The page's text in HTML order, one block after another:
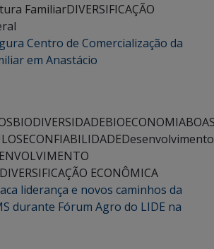
FamiliarDIVERSIFICAÇÃO
Centro de Comercialização da
em Anastácio
BIODIVERSIDADEBIOECONOMIA
CONFIABILIDADEDesenvolvimento
DIVERSIFICAÇÃO ECONÔMICA
liderança e novos caminhos da
durante Fórum Agro do LIDE na